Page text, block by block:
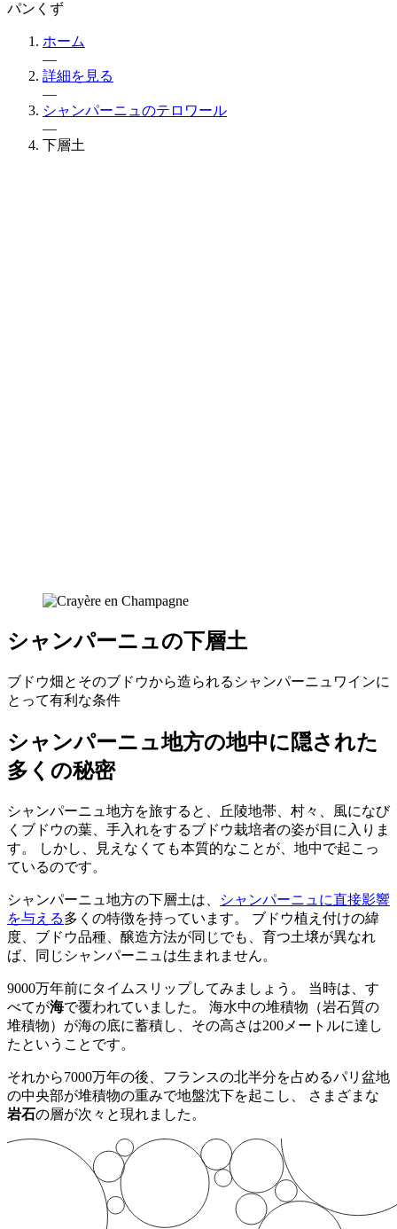
パンくず
ホーム
—
詳細を見る
—
シャンパーニュのテロワール
—
下層土
シャンパーニュの下層土
ブドウ畑とそのブドウから造られるシャンパーニュワインに
とって有利な条件
シャンパーニュ地方の地中に隠された
多くの秘密
シャンパーニュ地方を旅すると、丘陵地帯、村々、風になび
くブドウの葉、手入れをするブドウ栽培者の姿が目に入りま
す。 しかし、見えなくても本質的なことが、地中で起こっ
ているのです。
シャンパーニュ地方の下層土は、
シャンパーニュに直接影響
を与える多くの特徴を持っています。 ブドウ植え付けの緯
度、 ブドウ品種 、醸造方法が同じでも、育つ土壌が異なれ
ば、同じシャンパーニュは生まれません。
9000万年前にタイムスリップしてみましょう。 当時は、す
べてが海で覆われていました。 海水中の堆積物（岩石質の
堆積物）が海の底に蓄積し、その高さは200メートルに達し
たということです。
それから7000万年の後、フランスの北半分を占めるパリ盆地
の中央部が堆積物の重みで地盤沈下を起こし、 さまざまな
岩石の層が次々と現れました。